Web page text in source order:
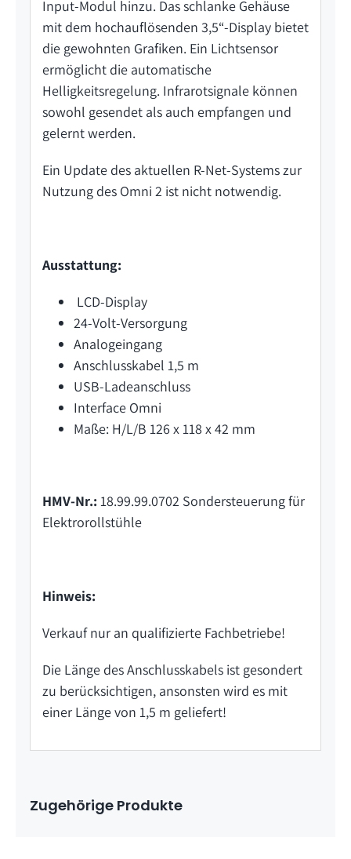
Input-Modul hinzu. Das schlanke Gehäuse
mit dem hochauflösenden 3,5“-Display bietet
die gewohnten Grafiken. Ein Lichtsensor
ermöglicht die automatische
Helligkeitsregelung. Infrarotsignale können
sowohl gesendet als auch empfangen und
gelernt werden.
Ein Update des aktuellen R-Net-Systems zur
Nutzung des Omni 2 ist nicht notwendig.
Ausstattung:
LCD-Display
24-Volt-Versorgung
Analogeingang
Anschlusskabel 1,5 m
USB-Ladeanschluss
Interface Omni
Maße: H/L/B 126 x 118 x 42 mm
HMV-Nr.: 18.99.99.0702 Sondersteuerung für
Elektrorollstühle
Hinweis:
Verkauf nur an qualifizierte Fachbetriebe!
Die Länge des Anschlusskabels ist gesondert
zu berücksichtigen, ansonsten wird es mit
einer Länge von 1,5 m geliefert!
Zugehörige Produkte